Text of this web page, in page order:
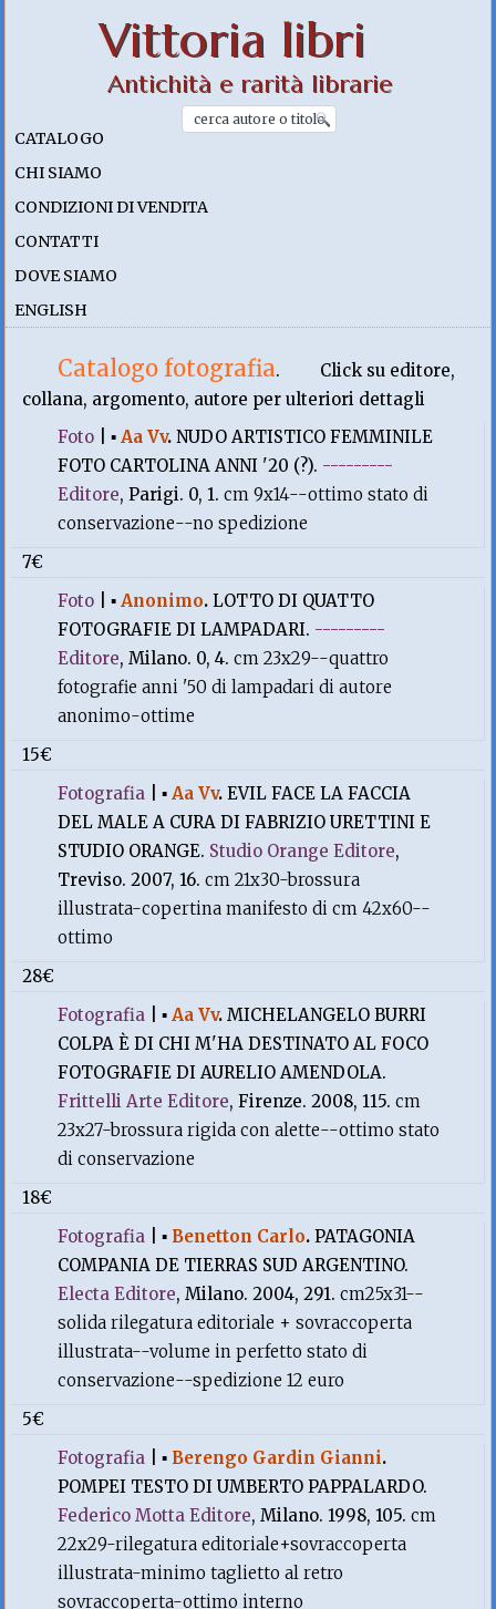
Vittoria libri
Antichità e rarità librarie
CATALOGO
CHI SIAMO
CONDIZIONI DI VENDITA
CONTATTI
DOVE SIAMO
ENGLISH
Catalogo fotografia.
Click su editore,
collana, argomento, autore per ulteriori dettagli
Foto |▪Aa Vv.NUDO ARTISTICO FEMMINILE
FOTO CARTOLINA ANNI '20 (?). ---------
Editore, Parigi. 0, 1.cm 9x14--ottimo stato di
conservazione--no spedizione
7€
Foto |▪Anonimo.LOTTO DI QUATTO
FOTOGRAFIE DI LAMPADARI. ---------
Editore, Milano. 0, 4.cm 23x29--quattro
fotografie anni '50 di lampadari di autore
anonimo-ottime
15€
Fotografia |▪Aa Vv.EVIL FACE LA FACCIA
DEL MALE A CURA DI FABRIZIO URETTINI E
STUDIO ORANGE. Studio Orange Editore,
Treviso. 2007, 16.cm 21x30-brossura
illustrata-copertina manifesto di cm 42x60--
ottimo
28€
Fotografia |▪Aa Vv.MICHELANGELO BURRI
COLPA È DI CHI M'HA DESTINATO AL FOCO
FOTOGRAFIE DI AURELIO AMENDOLA.
Frittelli Arte Editore, Firenze. 2008, 115.cm
23x27-brossura rigida con alette--ottimo stato
di conservazione
18€
Fotografia |▪ Benetton Carlo.PATAGONIA
COMPANIA DE TIERRAS SUD ARGENTINO.
Electa Editore, Milano. 2004, 291.cm25x31--
solida rilegatura editoriale + sovraccoperta
illustrata--volume in perfetto stato di
conservazione--spedizione 12 euro
5€
Fotografia |▪ Berengo Gardin Gianni.
POMPEI TESTO DI UMBERTO PAPPALARDO.
Federico Motta Editore, Milano. 1998, 105.cm
22x29-rilegatura editoriale+sovraccoperta
illustrata-minimo taglietto al retro
sovraccoperta-ottimo interno